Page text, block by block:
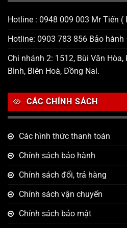
Hotline : 0948 009 003 Mr Tiến
Hotline: 0903 783 856 Bảo hành
Chi nhánh 2: 1512, Bùi Văn
Bình, Biên Hoà, Đồng Nai.
CÁC CHÍNH SÁCH
Các hình thức thanh toán
Chính sách bảo hành
Chính sách đổi, trả hàng
Chính sách vận chuyển
Chính sách bảo mật